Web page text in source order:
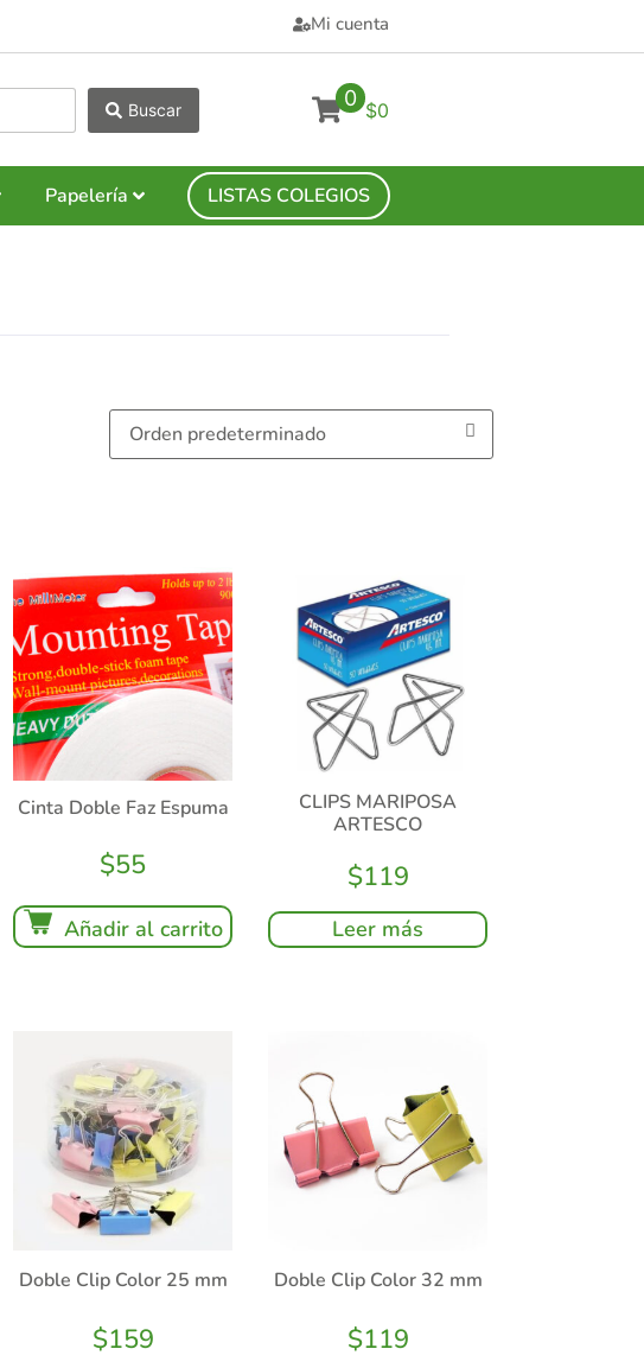
Mi cuenta
Buscar 0 $0
Papelería LISTAS COLEGIOS
Cinta Doble Faz Espuma
$55
Añadir al carrito
CLIPS MARIPOSA
ARTESCO
$119
Leer más
Doble Clip Color 25 mm
$159
Doble Clip Color 32 mm
$119